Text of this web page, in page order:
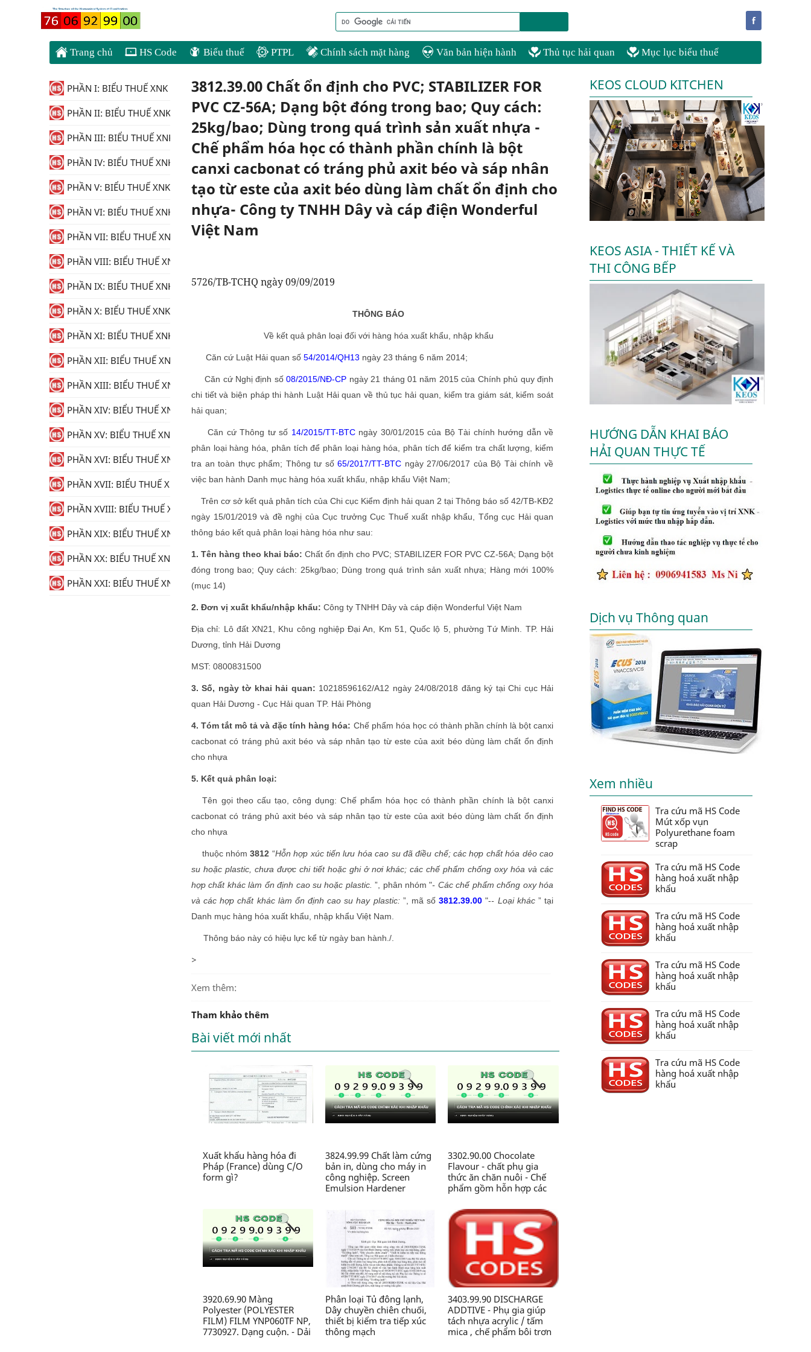
f
Trang chủ HS Code Biểu thuế PTPL Chính sách mặt hàng Văn bản hiện hành Thủ tục hải quan Mục lục biểu thuế
3812.39.00 Chất ổn định cho PVC; STABILIZER FOR
PVC CZ-56A; Dạng bột đóng trong bao; Quy cách:
25kg/bao; Dùng trong quá trình sản xuất nhựa -
Chế phẩm hóa học có thành phần chính là bột
canxi cacbonat có tráng phủ axit béo và sáp nhân
tạo từ este của axit béo dùng làm chất ổn định cho
nhựa- Công ty TNHH Dây và cáp điện Wonderful
Việt Nam
5726/TB-TCHQ ngày 09/09/2019
THÔNG BÁO
Về kết quả phân loại đối với hàng hóa xuất khẩu, nhập khẩu
Căn cứ Luật Hải quan số 54/2014/QH13 ngày 23 tháng 6 năm 2014;
Căn cứ Nghị định số08/2015/NĐ-CP ngày 21 tháng 01 năm 2015 của Chính phủ quy định
chi tiết và biện pháp thi hành Luật Hải quan về thủ tục hải quan, kiểm tra giám sát, kiểm soát
hải quan;
Căn cứ Thông tư số 14/2015/TT-BTCngày 30/01/2015 của Bộ Tài chính hướng dẫn về
phân loại hàng hóa, phân tích để phân loại hàng hóa, phân tích để kiểm tra chất lượng, kiểm
tra an toàn thực phẩm; Thông tư số65/2017/TT-BTC ngày 27/06/2017 của Bộ Tài chính về
việc ban hành Danh mục hàng hóa xuất khẩu, nhập khẩu Việt Nam;
Trên cơ sở kết quả phân tích của Chi cục Kiểm định hải quan 2 tại Thông báo số 42/TB-KĐ2
ngày 15/01/2019 và đề nghị của Cục trưởng Cục Thuế xuất nhập khẩu, Tổng cục Hải quan
thông báo kết quả phân loại hàng hóa như sau:
1. Tên hàng theo khai báo: Chất ổn định cho PVC; STABILIZER FOR PVC CZ-56A; Dạng bột
đóng trong bao; Quy cách: 25kg/bao; Dùng trong quá trình sản xuất nhựa; Hàng mới 100%
(mục 14)
2. Đơn vị xuất khẩu/nhập khẩu: Công ty TNHH Dây và cáp điện Wonderful Việt Nam
Địa chỉ: Lô đất XN21, Khu công nghiệp Đại An, Km 51, Quốc lộ 5, phường Tứ Minh. TP. Hải
Dương, tỉnh Hải Dương
MST: 0800831500
3. Số, ngày tờ khai hải quan: 10218596162/A12 ngày 24/08/2018 đăng ký tại Chi cục Hải
quan Hải Dương - Cục Hải quan TP. Hải Phòng
4. Tóm tắt mô tả và đặc tính hàng hóa: Chế phẩm hóa học có thành phần chính là bột canxi
cacbonat có tráng phủ axit béo và sáp nhân tạo từ este của axit béo dùng làm chất ổn định
cho nhựa
5. Kết quả phân loại:
Tên gọi theo cấu tạo, công dụng: Chế phẩm hóa học có thành phần chính là bột canxi
cacbonat có tráng phủ axit béo và sáp nhân tạo từ este của axit béo dùng làm chất ổn định
cho nhựa
thuộc nhóm3812 “Hỗn hợp xúc tiến lưu hóa cao su đã điều chế; các hợp chất hóa dẻo cao
su hoặc plastic, chưa được chi tiết hoặc ghi ở nơi khác; các chế phẩm chống oxy hóa và các
hợp chất khác làm ổn định cao su hoặc plastic.”, phân nhóm "- Các chế phẩm chống oxy hóa
và các hợp chất khác làm ổn định cao su hay plastic: ”, mã số3812.39.00 "-- Loại khác” tại
Danh mục hàng hóa xuất khẩu, nhập khẩu Việt Nam.
Thông báo này có hiệu lực kể từ ngày ban hành./.
>
Xem thêm:
Tham khảo thêm
Bài viết mới nhất
Xuất khẩu hàng hóa đi
Pháp (France) dùng C/O
form gì?
3824.99.99 Chất làm cứng
bản in, dùng cho máy in
công nghiệp. Screen
Emulsion Hardener
Chế phẩm hóa học thành
phần có chứa Glyoxal, axit
HCl..., dạng lỏng, dùng
trong công nghiệp in -
Công ty TNHH Nhãn mác
và Bao bì Maxim Việt Nam
3302.90.00 Chocolate
Flavour - chất phụ gia
thức ăn chăn nuôi - Chế
phẩm gồm hỗn hợp các
dioxit,.., dạng bột, đóng
gói 2kg/túi, dùng trong
sản xuất thức ăn chăn
nuôi - Công ty TNHH NN &
CN Chăn nuôi Nguyên
Xương
3920.69.90 Màng
Polyester (POLYESTER
FILM) FILM YNP060TF NP,
7730927. Dạng cuộn. - Dải
Phân loại Tủ đông lạnh,
Dây chuyền chiên chuối,
thiết bị kiểm tra tiếp xúc
thông mạch
3403.99.90 DISCHARGE
ADDTIVE - Phụ gia giúp
tách nhựa acrylic / tấm
mica , chế phẩm bôi trơn
KEOS CLOUD KITCHEN
KEOS ASIA - THIẾT KẾ VÀ
THI CÔNG BẾP
HƯỚNG DẪN KHAI BÁO
HẢI QUAN THỰC TẾ
Dịch vụ Thông quan
Xem nhiều
Tra cứu mã HS Code
Mút xốp vụn
Polyurethane foam
scrap
Tra cứu mã HS Code
hàng hoá xuất nhập
khẩu
Tra cứu mã HS Code
hàng hoá xuất nhập
khẩu
Tra cứu mã HS Code
hàng hoá xuất nhập
khẩu
Tra cứu mã HS Code
hàng hoá xuất nhập
khẩu
Tra cứu mã HS Code
hàng hoá xuất nhập
khẩu
PHẦN I: BIỂU THUẾ XNK
PHẦN II: BIỂU THUẾ XNK
PHẦN III: BIỂU THUẾ XNK
PHẦN IV: BIỂU THUẾ XNK
PHẦN V: BIỂU THUẾ XNK
PHẦN VI: BIỂU THUẾ XNK
PHẦN VII: BIỂU THUẾ XNK
PHẦN VIII: BIỂU THUẾ XNK
PHẦN IX: BIỂU THUẾ XNK
PHẦN X: BIỂU THUẾ XNK
PHẦN XI: BIỂU THUẾ XNK
PHẦN XII: BIỂU THUẾ XNK
PHẦN XIII: BIỂU THUẾ XNK
PHẦN XIV: BIỂU THUẾ XNK
PHẦN XV: BIỂU THUẾ XNK
PHẦN XVI: BIỂU THUẾ XNK
PHẦN XVII: BIỂU THUẾ XNK
PHẦN XVIII: BIỂU THUẾ XNK
PHẦN XIX: BIỂU THUẾ XNK
PHẦN XX: BIỂU THUẾ XNK
PHẦN XXI: BIỂU THUẾ XNK